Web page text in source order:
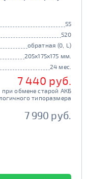
55
520
обратная (0, L)
205x175x175 мм.
24 мес.
7 440 руб.
при обмене старой АКБ
типоразмера
7 990 руб.